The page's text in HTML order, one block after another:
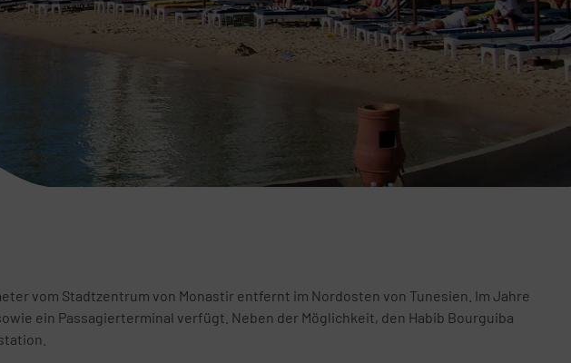
vom Stadtzentrum von Monastir entfernt im Nordosten von Tunesien. Im Jahre
ein Passagierterminal verfügt. Neben der Möglichkeit, den Habib Bourguiba